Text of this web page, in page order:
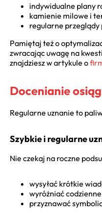
indywidualne plany
kamienie milowe i
regularne przeglądy
Pamiętaj też o
zwracając uwagę na
znajdziesz w artykule o
Docenianie
Regularne uznanie to
Szybkie i regularne
Nie czekaj na roczne
wysyłać krótkie
wyróżniać
przyznawać